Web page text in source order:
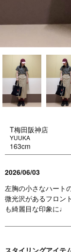
T梅田阪神店
YUUKA
163cm
2026/06/03
左胸の小さなハート
微光沢があるフロン
も綺麗目な印象に♩
スタイリングアイテ